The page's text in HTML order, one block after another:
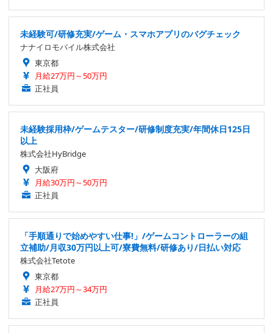
未経験可/研修充実/ゲーム・スマホアプリのバグチェック
ナナイロモバイル株式会社
東京都
月給27万円～50万円
正社員
未経験採用枠/ゲームテスター/研修制度充実/年間休日125日
以上
株式会社HyBridge
大阪府
月給30万円～50万円
正社員
「手順通りで始めやすい仕事!」/ゲームコントローラーの組
立補助/月収30万円以上可/寮費無料/研修あり/日払い対応
株式会社Tetote
東京都
月給27万円～34万円
正社員